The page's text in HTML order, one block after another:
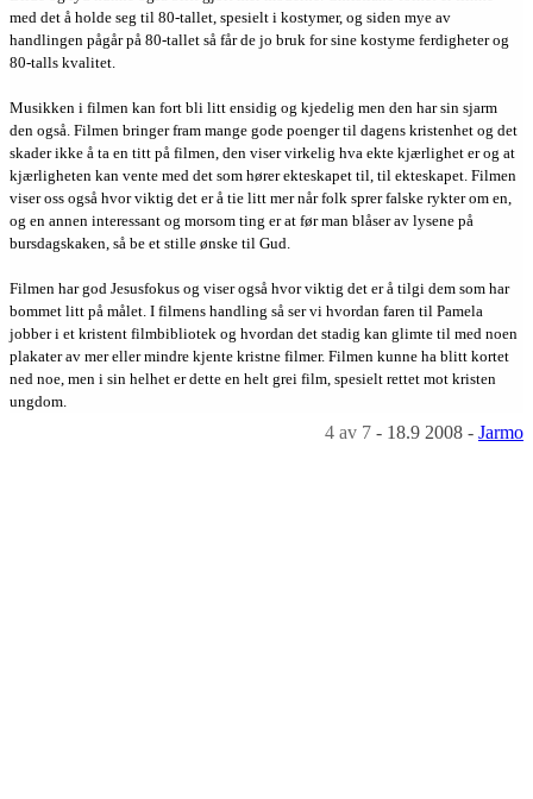
med det å holde seg til 80-tallet, spesielt i kostymer, og siden mye av
handlingen pågår på 80-tallet så får de jo bruk for sine kostyme ferdigheter og
80-talls kvalitet.
Musikken i filmen kan fort bli litt ensidig og kjedelig men den har sin sjarm
den også. Filmen bringer fram mange gode poenger til dagens kristenhet og det
skader ikke å ta en titt på filmen, den viser virkelig hva ekte kjærlighet er og at
kjærligheten kan vente med det som hører ekteskapet til, til ekteskapet. Filmen
viser oss også hvor viktig det er å tie litt mer når folk sprer falske rykter om en,
og en annen interessant og morsom ting er at før man blåser av lysene på
bursdagskaken, så be et stille ønske til Gud.
Filmen har god Jesusfokus og viser også hvor viktig det er å tilgi dem som har
bommet litt på målet. I filmens handling så ser vi hvordan faren til Pamela
jobber i et kristent filmbibliotek og hvordan det stadig kan glimte til med noen
plakater av mer eller mindre kjente kristne filmer. Filmen kunne ha blitt kortet
ned noe, men i sin helhet er dette en helt grei film, spesielt rettet mot kristen
ungdom.
4 av 7 - 18.9 2008 - Jarmo